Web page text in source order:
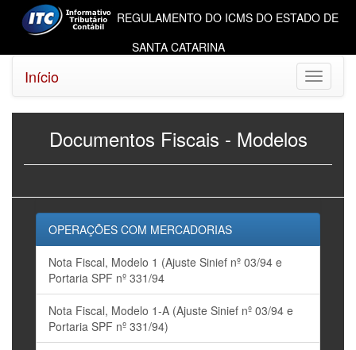
REGULAMENTO DO ICMS DO ESTADO DE
SANTA CATARINA
Toggle
Início
Documentos Fiscais - Modelos
OPERAÇÕES COM MERCADORIAS
Nota Fiscal, Modelo 1 (Ajuste Sinief nº 03/94 e
Portaria SPF nº 331/94
Nota Fiscal, Modelo 1-A (Ajuste Sinief nº 03/94 e
Portaria SPF nº 331/94)